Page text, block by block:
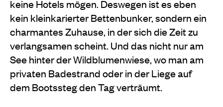
keine Hotels mögen. Deswegen ist es eben
kein kleinkarierter Bettenbunker, sondern ein
charmantes Zuhause, in der sich die Zeit zu
verlangsamen scheint. Und das nicht nur am
See hinter der Wildblumenwiese, wo man am
privaten Badestrand oder in der Liege auf
dem Bootssteg den Tag verträumt.